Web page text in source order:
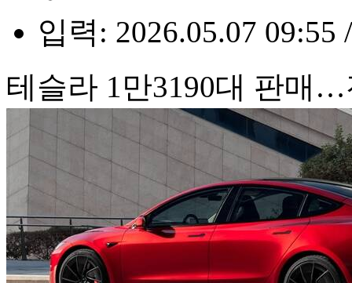
입력: 2026.05.07 09:55
테슬라 1만3190대 판매…